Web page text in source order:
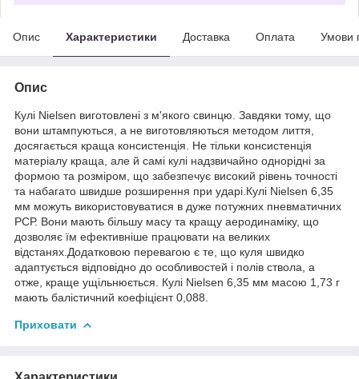
Опис Характеристики Доставка Оплата Умови
Опис
Кулі Nielsen виготовлені з м'якого свинцю. Завдяки тому, що
вони штампуються, а не виготовляються методом лиття,
досягається краща консистенція. Не тільки консистенція
матеріалу краща, але й самі кулі надзвичайно однорідні за
формою та розміром, що забезпечує високий рівень точності
та набагато швидше розширення при ударі.Кулі Nielsen 6,35
мм можуть використовуватися в дуже потужних пневматичних
РСР. Вони мають більшу масу та кращу аеродинаміку, що
дозволяє їм ефективніше працювати на великих
відстанях.Додатковою перевагою є те, що куля швидко
адаптується відповідно до особливостей і полів ствола, а
отже, краще ущільнюється. Кулі Nielsen 6,35 мм масою 1,73 г
мають балістичний коефіцієнт 0,088.
Приховати